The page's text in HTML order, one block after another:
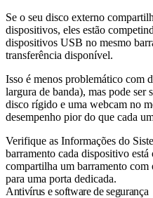
Se o seu disco externo
dispositivos, eles estão
dispositivos USB no mesmo
transferência disponível.
Isso é menos problemático com
largura de banda), mas pode
disco rígido e uma webcam no
desempenho pior do que cada
Verifique as Informações do
barramento cada dispositivo
compartilha um barramento
para uma porta dedicada.
Antivírus e software de segurança